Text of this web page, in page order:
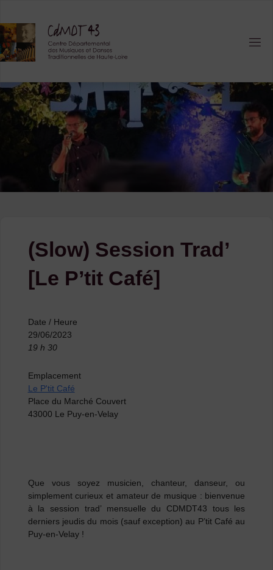
content
(Slow) Session Trad’
[Le P’tit Café]
Date / Heure
29/06/2023
19 h 30
Emplacement
Le P'tit Café
Place du Marché Couvert
43000 Le Puy-en-Velay
Que vous soyez musicien, chanteur, danseur, ou
simplement curieux et amateur de musique : bienvenue
à la session trad’ mensuelle du CDMDT43 tous les
derniers jeudis du mois (sauf exception) au P’tit Café au
Puy-en-Velay !